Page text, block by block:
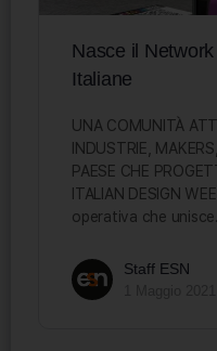
Nasce il
Italiane
UNA COMUNITÀ
INDUSTRIE,
PAESE CHE
ITALIAN DESIGN
operativa che
Staff ESN